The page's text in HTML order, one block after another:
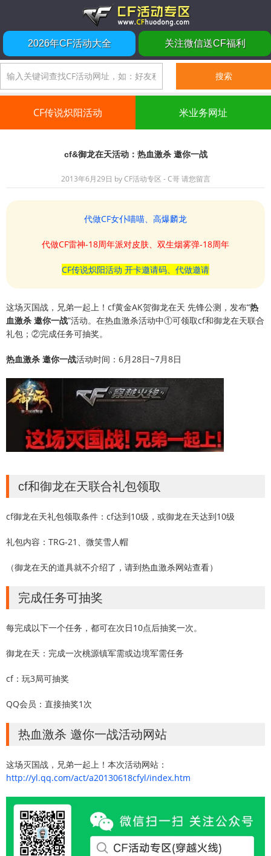
2026年CF活动大全 关注微信送CF福利
CF传说炽阳活动 米业务网址
cf&御龙在天活动：热血激杀 邀你一战
2013年6月29日 byCF活动专区 - C哥 请您留言
代做CF女仆喵喵、高爆麟龙
代做CF雷神-18周年派对皮肤、双生烟雾弹-18周年
CF传说炽阳活动 开卡邀请码、代做邀请
这场灭国战，兄弟一起上！cf黄金AK贺御龙在天 先锋公测，发布“热
血激杀 邀你一战”活动。在热血激杀活动中①可领取cf和御龙在天联合
礼包；②完成任务可抽奖。
热血激杀 邀你一战活动时间：6月28日~7月8日
cf和御龙在天联合礼包领取
cf御龙在天礼包领取条件：cf达到10级，或御龙在天达到10级
礼包内容：TRG-21、微笑雪人帽
（御龙在天的道具就不介绍了，请到热血激杀网站查看）
完成任务可抽奖
每完成以下一个任务，都可在次日10点后抽奖一次。
御龙在天：完成一次桃源镇军需或边境军需任务
cf：玩3局可抽奖
QQ会员：直接抽奖1次
热血激杀 邀你一战活动网站
这场灭国战，兄弟一起上！本次活动网站：
http://yl.qq.com/act/a20130618cfyl/index.htm